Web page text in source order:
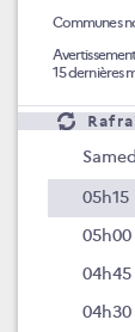
Communes
15 dernières
05h15
05h00
04h45
04h30